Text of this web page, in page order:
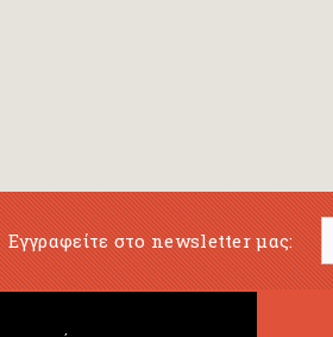
Εγγραφείτε στο newsletter μας: